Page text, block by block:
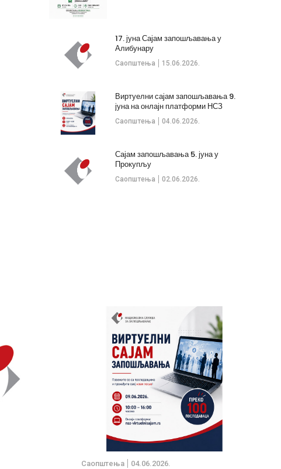
Саопштења 15.06.2026.
17. јуна Сајам запошљавања у
Алибунару
Саопштења 04.06.2026.
Виртуелни сајам запошљавања 9.
јуна на онлајн платформи НСЗ
Саопштења 02.06.2026.
Сајам запошљавања 5. јуна у
Прокупљу
Саопштења 04.06.2026.